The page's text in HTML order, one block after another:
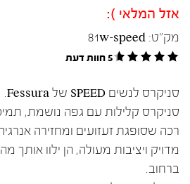
אזל המלאי ):
מק"ט: 81w-speed
5 חוות דעת
סניקרס לנשים SPEED של Fessura.
סניקרס קלילות עם גפה נושמת,
רכה שסופגת זעזועים ומחזירה
מדויק ויציבות מעולה, הן ילוו אותך
ברחוב.